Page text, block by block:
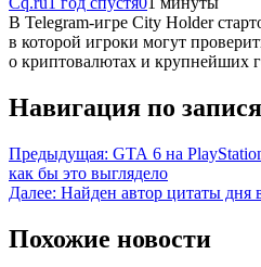
В Telegram-игре City Holder
в которой игроки могут
о криптовалютах и крупнейших
Навигация по
Предыдущая: GTA 6 на
как бы это выглядело
Далее: Найден автор цитаты дня
Похожие новости